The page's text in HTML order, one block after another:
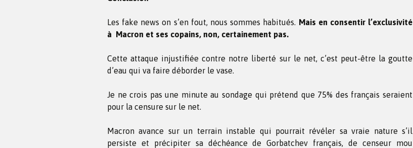
Les fake news on s’en fout, nous sommes habitués. Mais en consentir l’exclusivité
à Macron et ses copains, non, certainement pas.
Cette attaque injustifiée contre notre liberté sur le net, c’est peut-être la goutte
d’eau qui va faire déborder le vase.
Je ne crois pas une minute au sondage qui prétend que 75% des français seraient
pour la censure sur le net.
Macron avance sur un terrain instable qui pourrait révéler sa vraie nature s’il
persiste et précipiter sa déchéance de Gorbatchev français, de censeur mou